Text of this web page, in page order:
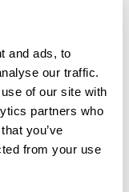
and ads, to
our traffic.
of our site with
partners who
you’ve
from your use
recensione.